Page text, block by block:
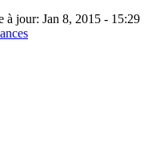
à jour: Jan 8, 2015 - 15:29